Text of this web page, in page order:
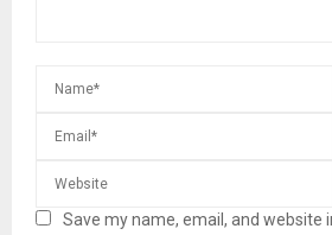
Save my name, email, and website